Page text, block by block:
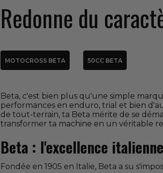
Redonne du
MOTOCROSS BETA 50CC BETA
Beta, c'est bien plus qu'une simple
performances en enduro, trial et bien
de tout-terrain, ta Beta mérite de se
transformer ta machine en un véritable
Beta : l'excellence
Fondée en 1905 en Italie, Beta a su